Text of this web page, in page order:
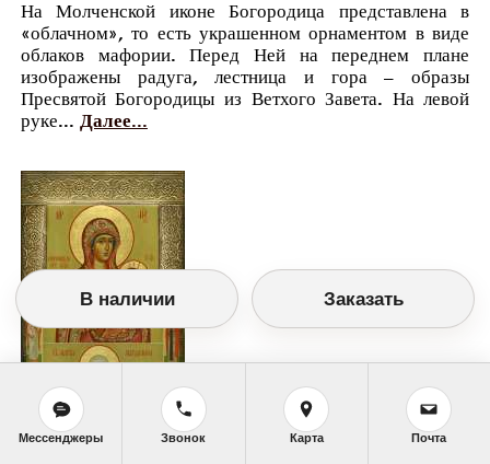
На Молченской иконе Богородица представлена в
«облачном», то есть украшенном орнаментом в виде
облаков мафории. Перед Ней на переднем плане
изображены радуга, лестница и гора – образы
Пресвятой Богородицы из Ветхого Завета. На левой
руке... Далее...
В наличии Заказать
Мессенджеры Звонок Карта Почта